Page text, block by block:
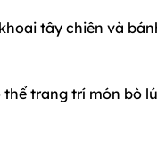
tây chiên và
trang trí món bò